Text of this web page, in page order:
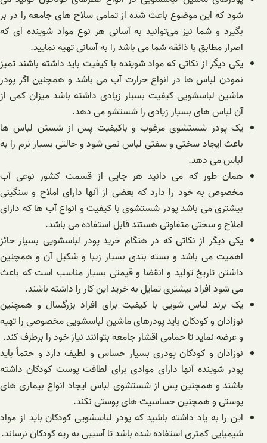
شود که این موضوع باعث شده از تمامی سلاح های جامعه را در بر
بگیرد و شما نیز می‌توانید به آسانی هر نوع مواد شوینده ای که
اصرار مطابق با ذائقه شما می باشد را به آسانی تهیه نمایید.
یکی دیگر از نکاتی که مواد شوینده با کیفیت باید داشته باشند تمیز
نمودن لباس ها در انواع حرارت آب می باشد و همچنین اگر پودر
ماشین لباسشویی کیفیت بسیار زیادی داشته باشد میزان کمی از
آن لباس های بسیار زیادی را شستشو می دهد‌.
یک پودر شستشوی مرغوب و باکیفیت پس از شستن لباس ها
باعث ایجاد سختی و سفتی لباس نمی شود و حالتی بسیار نرم را به
لباس می دهد.
همان طور که می دانید هر جایی از قسمت کشور نوعی آب
مخصوص به خود را دارد که بعضی از آنها دارای املاح و سنگینی
بیشتری می باشد پودر شستشوی با کیفیت و انواع آب ها که دارای
املاح و سختی متفاوتی هستند قابل استفاده می باشد.
یکی دیگر از نکاتی که در هنگام خرید پودر لباسشویی بسیار حائز
اهمیت می باشد و بسته بندی بسیار زیبا و شکیل آن و همچنین
داشتن تاریخ تولید و انقضا و قیمتی بسیار مناسب است که باعث
می شود افراد بیشتری تمایل به خرید این کار را داشته باشند.
یک برند لباس شویی با کیفیت برای افراد بزرگسال و همچنین
نوزادان و کودکان باید پودرهای ماشین لباسشویی مخصوصی را تهیه
و عرضه نماید تا حمامی اقشار جامعه بتوانند نیاز خود را برطرف کند.
نوزادان و کودکان پودری بسیار حساس و لطیف دارد و حتماً باید
پودر شوینده آنها دارای موادی برای لطافت پوست کودکان داشته
باشند و همچنین پس از شستشوی لباس ایجاد انواع بیماری های
پوستی و همچنین حساسیت های پوستی نکند.
این را به یاد داشته باشید که پودر لباسشویی کودکان باید از مواد
شیمیایی کمتری استفاده شده باشد تا آسیبی به ریه کودکان نرساند‌.